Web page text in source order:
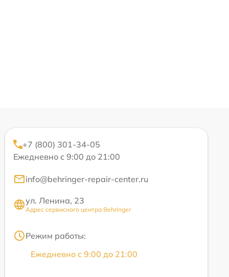
+7 (800) 301-34-05
Ежедневно с 9:00 до 21:00
info@behringer-repair-center.ru
ул. Ленина, 23
Адрес сервисного центра Behringer
Режим работы:
Ежедневно с 9:00 до 21:00